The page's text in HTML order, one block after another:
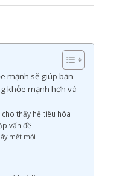
mạnh sẽ giúp bạn
khỏe mạnh hơn và
thấy hệ tiêu hóa
vấn đề
mệt mỏi